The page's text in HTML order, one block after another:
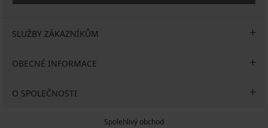
SLUŽBY ZÁKAZNÍKŮM
OBECNÉ INFORMACE
O SPOLEČNOSTI
Spolehlivý obchod